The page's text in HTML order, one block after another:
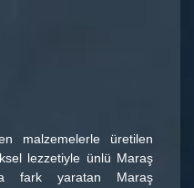
malzemelerle üretilen
lezzetiyle ünlü Maraş
fark yaratan Maraş